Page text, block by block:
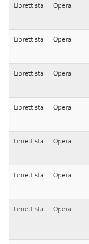
Librettista Opera
Librettista Opera
Librettista Opera
Librettista Opera
Librettista Opera
Librettista Opera
Librettista Opera